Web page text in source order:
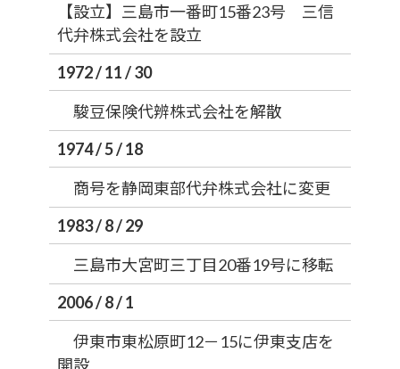
【設立】三島市一番町15番23号 三信
代弁株式会社を設立
1972 / 11 / 30
駿豆保険代辨株式会社を解散
1974 / 5 / 18
商号を静岡東部代弁株式会社に変更
1983 / 8 / 29
三島市大宮町三丁目20番19号に移転
2006 / 8 / 1
伊東市東松原町12－15に伊東支店を
開設